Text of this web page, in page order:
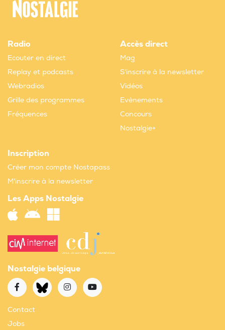
Radio
Ecouter en direct
Replay et podcasts
Webradios
Grille des programmes
Fréquences
Accès direct
Mag
S'inscrire à la newsletter
Vidéos
Evènements
Concours
Nostalgie+
Inscription
Créer mon compte Nostapass
M'inscrire à la newsletter
Les Apps Nostalgie
Nostalgie belgique
Contact
Jobs